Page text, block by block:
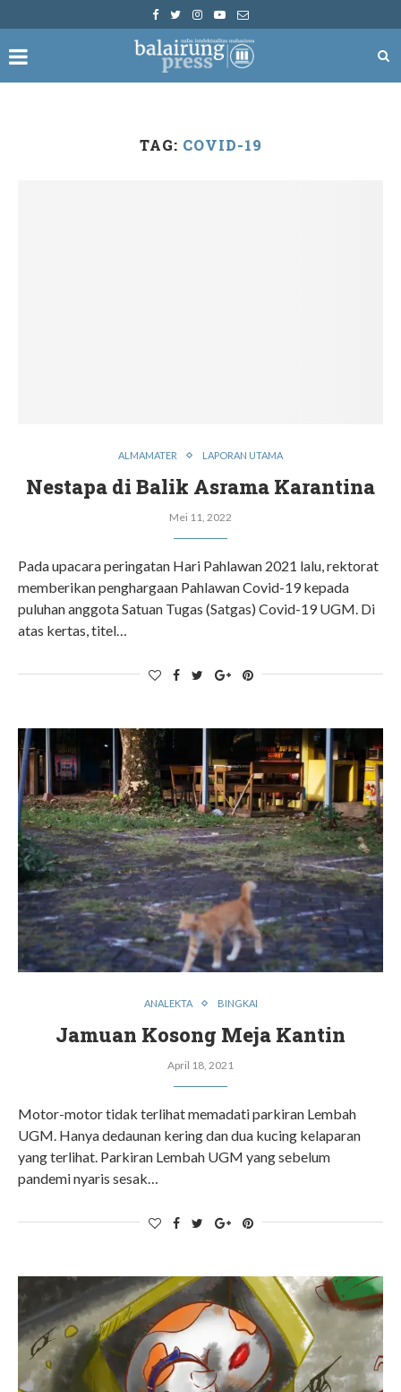
TAG: COVID-19
ALMAMATER LAPORAN UTAMA
Nestapa di Balik Asrama Karantina
Mei 11, 2022
Pada upacara peringatan Hari Pahlawan 2021 lalu, rektorat
memberikan penghargaan Pahlawan Covid-19 kepada
puluhan anggota Satuan Tugas (Satgas) Covid-19 UGM. Di
atas kertas, titel…
ANALEKTA BINGKAI
Jamuan Kosong Meja Kantin
April 18, 2021
Motor-motor tidak terlihat memadati parkiran Lembah
UGM. Hanya dedaunan kering dan dua kucing kelaparan
yang terlihat. Parkiran Lembah UGM yang sebelum
pandemi nyaris sesak…